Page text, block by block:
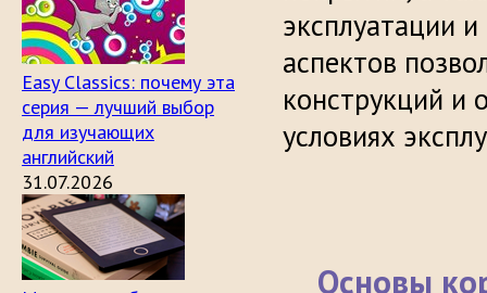
Easy Classics: почему эта
серия — лучший выбор
для изучающих
английский
31.07.2026
эксплуатации
аспектов
конструкций и
условиях
Основы